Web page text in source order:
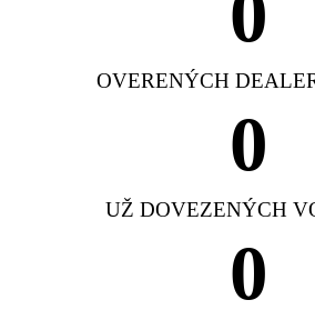
OVERENÝCH
UŽ DOVEZENÝCH
0
0